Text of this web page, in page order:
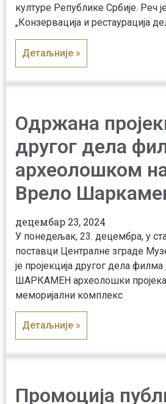
културе Републике Србије. Реч
„Конзервација и рестаурација
Детаљније »
Одржана
другог дела
археолошком
Врело
децембар 23, 2024
У понедељак, 23. децембра, у
поставци Централне зграде
је пројекција другог дела
ШАРКАМЕН археолошки
меморијални комплекс
Детаљније »
Промоција